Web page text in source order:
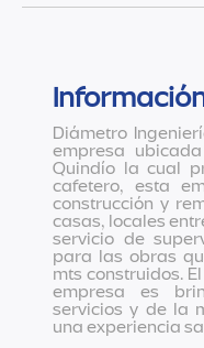
Diámetro
empresa
Quindío la cual
cafetero, esta
construcción y
casas, locales
servicio de
para las obras
mts construidos.
empresa es
servicios y de la
una experiencia